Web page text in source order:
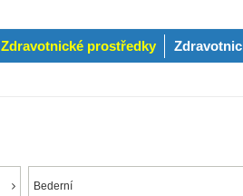
Zdravotnické prostředky
Bederní